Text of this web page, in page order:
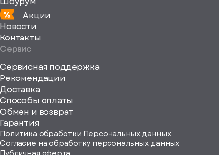
Акции
Новости
Контакты
Сервис
Сервисная поддержка
Рекомендации
Доставка
Способы оплаты
Обмен и возврат
Гарантия
Политика обработки Персональных данных
Согласие на обработку персональных данных